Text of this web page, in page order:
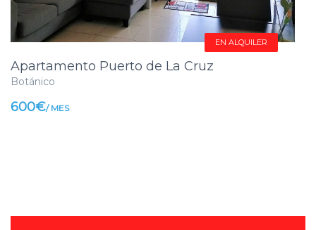
EN ALQUILER
Apartamento Puerto de La Cruz
Botánico
600€/ MES